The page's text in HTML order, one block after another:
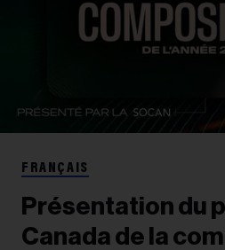
FRANÇAIS
Présentation du
Canada de la